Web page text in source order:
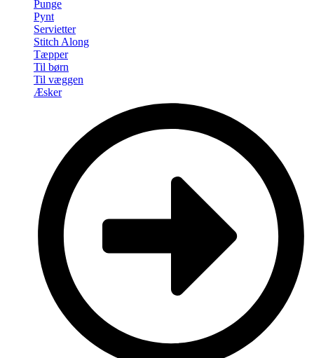
Punge
Pynt
Servietter
Stitch Along
Tæpper
Til børn
Til væggen
Æsker